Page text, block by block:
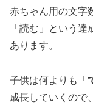
赤ちゃん用の文字
「読む」という
あります。
子供は何よりも「
成長していくので